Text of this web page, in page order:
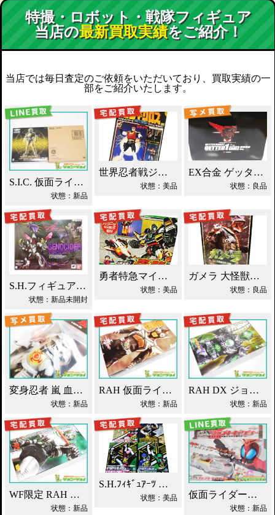
特撮・ロボット・戦隊フィギュア
当店の最新買取実績をご紹介！
当店では毎日査定のご依頼をいただいており、買取実績の一
部をご紹介いたします。
S.I.C. 仮面ライダーオーズ ラトラーターコンボ買取
状態：新品
世界忍者戦ジライヤ DX磁気 買取！
状態：美品
EX合金 ゲッターロボ ゲッター1 買取！
状態：良品
S.H.フィギュアーツ ジェノサイダー 買取！
状態：新品未開封
勇者特急マイトガイン 4段変形 轟龍 買取！
状態：美品
ガメラ 大怪獣空中決戦 ソフビ買取！
状態：良品
変身忍者 嵐 血車魔神斉 東映レトロソフビ買取！
状態：新品
RAH 仮面ライダーパンチホッパー 2011DX買取！
状態：新品
RAH DX ジョーカー 仮面ライダーブレイド買取！
状態：新品
WF限定 RAH シャドームーン Ver.1.5 2012DX 買取！
状態：新品
S.H.ﾌｨｷﾞｭｱｰﾂ 獣電戦隊ｷｮｳﾘｭｳｼﾞｬｰ買取！
状態：美品 仮面ライダーカブト DXカブトゼクター買取！
状態：新品